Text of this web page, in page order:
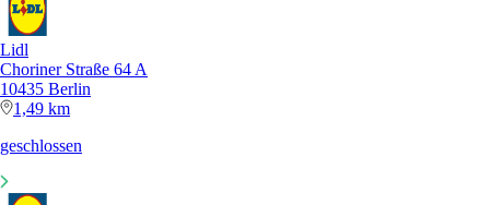
Lidl
Choriner Straße 64 A
10435 Berlin
1,49 km
geschlossen